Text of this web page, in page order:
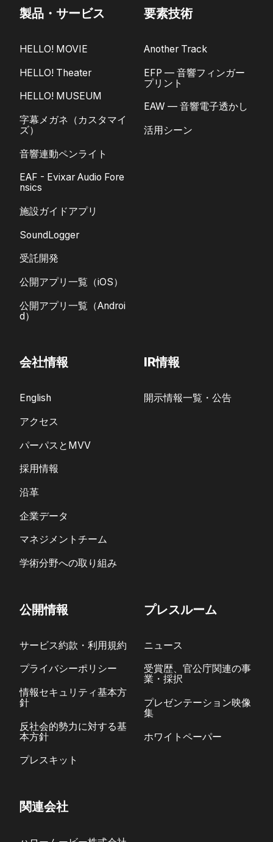
製品・サービス
HELLO! MOVIE
HELLO! Theater
HELLO! MUSEUM
字幕メガネ（カスタマイ
ズ）
音響連動ペンライト
EAF - Evixar Audio Fore
nsics
施設ガイドアプリ
SoundLogger
受託開発
公開アプリ一覧（iOS）
公開アプリ一覧（Androi
d）
要素技術
Another Track
EFP — 音響フィンガー
プリント
EAW — 音響電子透かし
活用シーン
会社情報
English
アクセス
パーパスとMVV
採用情報
沿革
企業データ
マネジメントチーム
学術分野への取り組み
IR情報
開示情報一覧・公告
公開情報
サービス約款・利用規約
プライバシーポリシー
情報セキュリティ基本方
針
反社会的勢力に対する基
本方針
プレスキット
プレスルーム
ニュース
受賞歴、官公庁関連の事
業・採択
プレゼンテーション映像
集
ホワイトペーパー
関連会社